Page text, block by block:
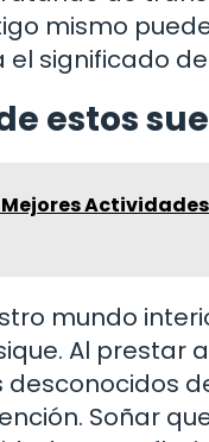
mismo
significado de
estos
Mejores
mundo
Al prestar
Soñar